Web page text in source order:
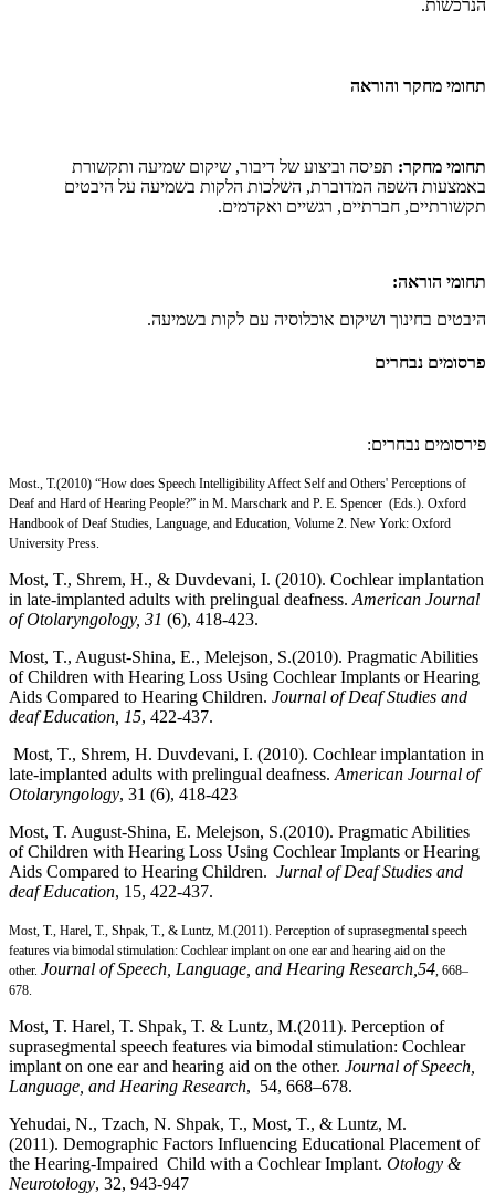
הנרכשות.
תחומי מחקר והוראה
תחומי מחקר: תפיסה וביצוע של דיבור, שיקום שמיעה ותקשורת
באמצעות השפה המדוברת, השלכות הלקות בשמיעה על היבטים
תקשורתיים, חברתיים, רגשיים ואקדמים.
תחומי הוראה:
היבטים בחינוך ושיקום אוכלוסיה עם לקות בשמיעה.
פרסומים נבחרים
פירסומים נבחרים:
Most., T.(2010) “How does Speech Intelligibility Affect Self and Others' Perceptions of
Deaf and Hard of Hearing People?” in M. Marschark and P. E. Spencer (Eds.). Oxford
Handbook of Deaf Studies, Language, and Education, Volume 2. New York: Oxford
University Press.
Most, T., Shrem, H., & Duvdevani, I. (2010). Cochlear implantation
in late-implanted adults with prelingual deafness. American Journal
of Otolaryngology, 31 (6), 418-423.
Most, T., August-Shina, E., Melejson, S.(2010). Pragmatic Abilities
of Children with Hearing Loss Using Cochlear Implants or Hearing
Aids Compared to Hearing Children. Journal of Deaf Studies and
deaf Education, 15, 422-437.
Most, T., Shrem, H. Duvdevani, I. (2010). Cochlear implantation in
late-implanted adults with prelingual deafness. American Journal of
Otolaryngology, 31 (6), 418-423
Most, T. August-Shina, E. Melejson, S.(2010). Pragmatic Abilities
of Children with Hearing Loss Using Cochlear Implants or Hearing
Aids Compared to Hearing Children. Jurnal of Deaf Studies and
deaf Education, 15, 422-437.
Most, T., Harel, T., Shpak, T., & Luntz, M.(2011). Perception of suprasegmental speech
features via bimodal stimulation: Cochlear implant on one ear and hearing aid on the
other. Journal of Speech, Language, and Hearing Research,54 , 668–
678.
Most, T. Harel, T. Shpak, T. & Luntz, M.(2011). Perception of
suprasegmental speech features via bimodal stimulation: Cochlear
implant on one ear and hearing aid on the other. Journal of Speech,
Language, and Hearing Research, 54, 668–678.
Yehudai, N., Tzach, N. Shpak, T., Most, T., & Luntz, M.
(2011). Demographic Factors Influencing Educational Placement of
the Hearing-Impaired Child with a Cochlear Implant. Otology &
Neurotology, 32, 943-947